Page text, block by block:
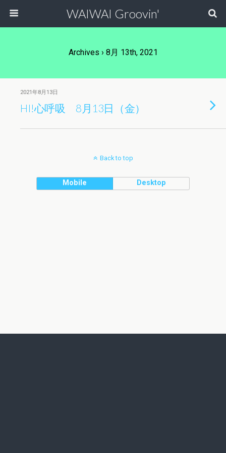
WAIWAI Groovin'
Archives › 8月 13th, 2021
2021年8月13日
HI!心呼吸 8月13日（金）
Back to top
Mobile Desktop